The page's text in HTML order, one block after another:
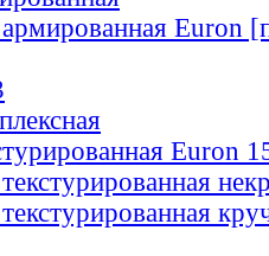
Euron
Euron